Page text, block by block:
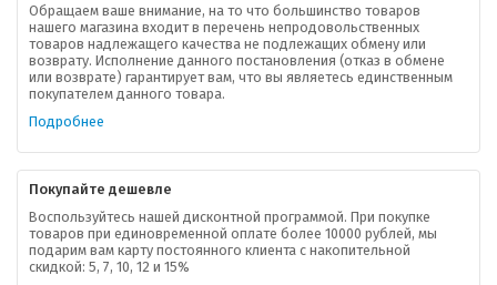
Обращаем ваше внимание, на то что большинство товаров
нашего магазина входит в перечень непродовольственных
товаров надлежащего качества не подлежащих обмену или
возврату. Исполнение данного постановления (отказ в обмене
или возврате) гарантирует вам, что вы являетесь единственным
покупателем данного товара.
Подробнее
Покупайте дешевле
Воспользуйтесь нашей дисконтной программой. При покупке
товаров при единовременной оплате более 10000 рублей, мы
подарим вам карту постоянного клиента с накопительной
скидкой: 5, 7, 10, 12 и 15%
О компании
Ваша скидка
Контактная информация
В помощь покупателю